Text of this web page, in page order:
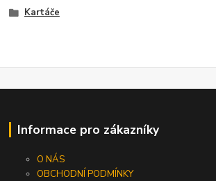
Kartáče
Informace pro zákazníky
O NÁS
OBCHODNÍ PODMÍNKY